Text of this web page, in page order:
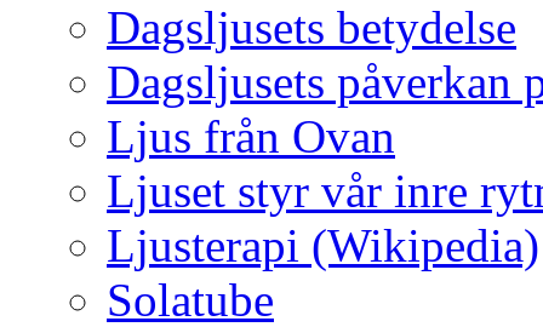
Dagsljusets betydelse
Dagsljusets påverkan
Ljus från Ovan
Ljuset styr vår inre
Ljusterapi (Wikipedia)
Solatube